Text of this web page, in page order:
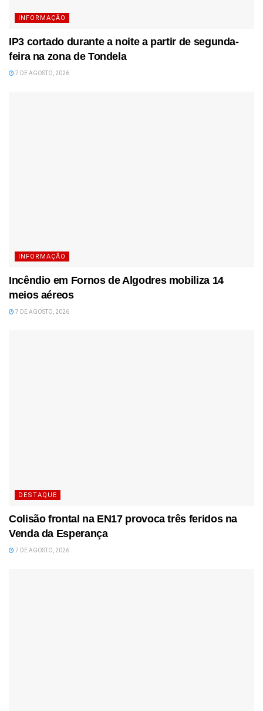
INFORMAÇÃO
IP3 cortado durante a noite a partir de segunda-
feira na zona de Tondela
7 DE AGOSTO, 2026
INFORMAÇÃO
Incêndio em Fornos de Algodres mobiliza 14
meios aéreos
7 DE AGOSTO, 2026
DESTAQUE
Colisão frontal na EN17 provoca três feridos na
Venda da Esperança
7 DE AGOSTO, 2026